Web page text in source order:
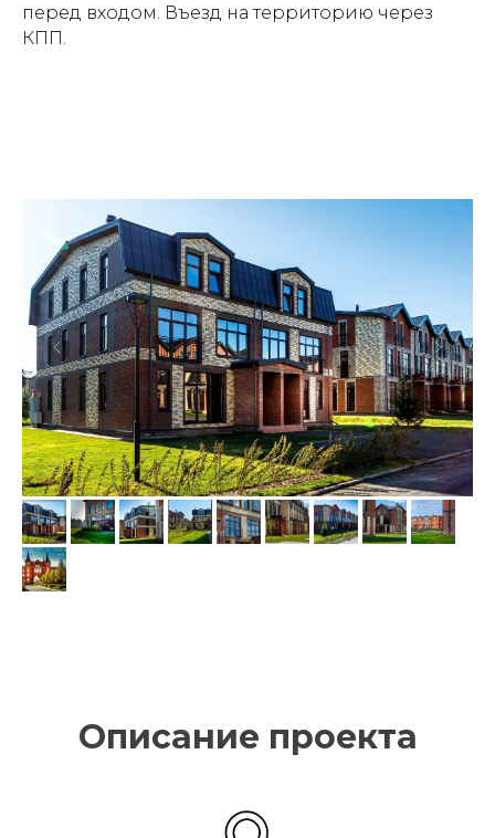
перед входом. Въезд на территорию через
КПП.
Описание проекта